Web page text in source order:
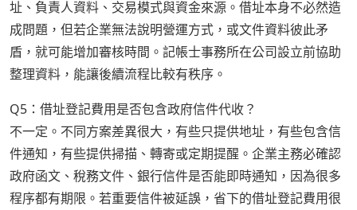
址、負責人資料、交易模式與資金來源。借址本身不必然造
成問題，但若企業無法說明營運方式，或文件資料彼此矛
盾，就可能增加審核時間。記帳士事務所在公司設立前協助
整理資料，能讓後續流程比較有秩序。
Q5：借址登記費用是否包含政府信件代收？
不一定。不同方案差異很大，有些只提供地址，有些包含信
件通知，有些提供掃描、轉寄或定期提醒。企業主務必確認
政府函文、稅務文件、銀行信件是否能即時通知，因為很多
程序都有期限。若重要信件被延誤，省下的借址登記費用很